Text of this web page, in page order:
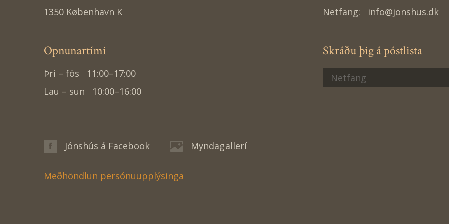
1350 København K Netfang: info@jonshus.dk
Opnunartími
Þri – fös
11:00–17:00
Lau – sun
10:00–16:00
Skráðu þig á póstlista
Jónshús á Facebook Myndagallerí
Meðhöndlun persónuupplýsinga